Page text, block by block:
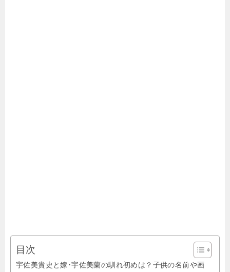
目次
宇佐美貴史と嫁･宇佐美蘭の馴れ初めは？子供の名前や画